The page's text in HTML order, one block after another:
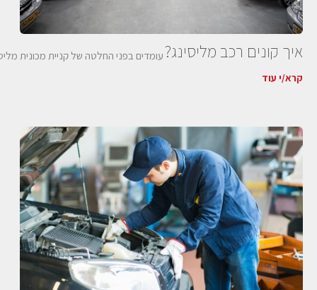
איך קונים רכב מליסינג?עומדים בפני החלטה של קניית מכונית
קרא/י עוד